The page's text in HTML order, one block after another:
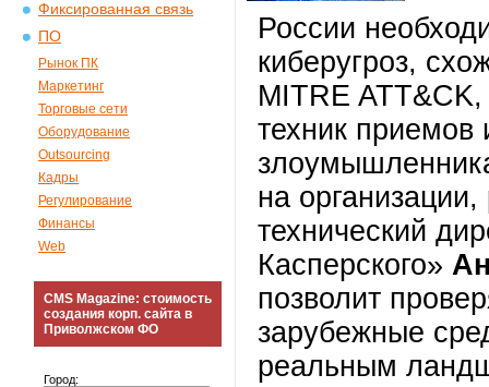
Фиксированная связь
ПО
Рынок ПК
Маркетинг
Торговые сети
Оборудование
Outsourcing
Кадры
Регулирование
Финансы
Web
CMS Magazine: стоимость
создания корп. сайта в
Приволжском ФО
Город:
России
киберугроз,
MITRE
техник приемов
на
технический
Касперского»
позволит
зарубежные
реальным